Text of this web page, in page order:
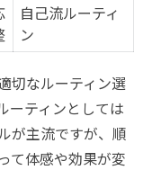
自己流ルーティ
ン
切なルーティン選
ーティンとしては
が主流ですが、順
て体感や効果が変